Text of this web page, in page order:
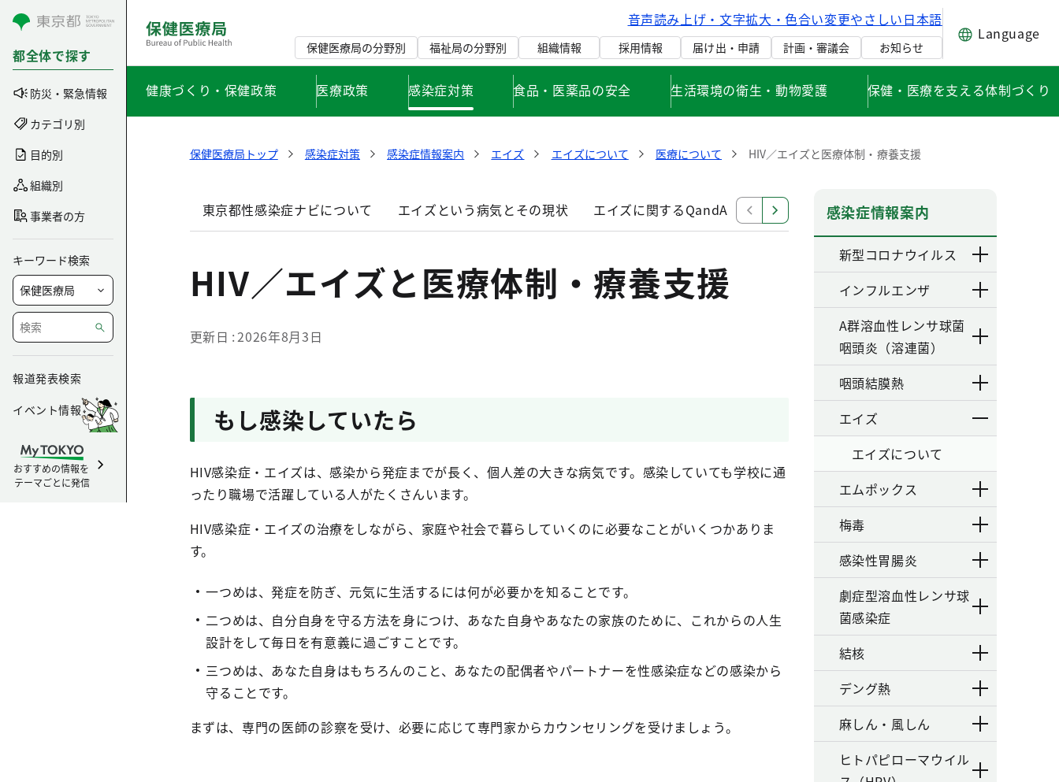
コンテンツにスキップ
都全体で探す
防災・緊急情報
カテゴリ別
目的別
組織別
事業者の方
キーワード検索
報道発表検索
イベント情報
おすすめの情報を
テーマごとに発信
音声読み上げ・文字拡大・色合い変更やさしい日本語
保健医療局の分野別 福祉局の分野別 組織情報 採用情報 届け出・申請 計画・審議会 お知らせ
Language
健康づくり・保健政策 医療政策 感染症対策 食品・医薬品の安全 生活環境の衛生・動物愛護 保健・医療を支える体制づくり
保健医療局トップ 感染症対策 感染症情報案内 エイズ エイズについて 医療について HIV／エイズと医療体制・療養支援
東京都性感染症ナビについて エイズという病気とその現状 エイズに関するQandA 予防について 医療について
HIV／エイズと医療体制・療養支援
更新日 2026年8月3日
もし感染していたら
HIV感染症・エイズは、感染から発症までが長く、個人差の大きな病気です。感染していても学校に通
ったり職場で活躍している人がたくさんいます。
HIV感染症・エイズの治療をしながら、家庭や社会で暮らしていくのに必要なことがいくつかありま
す。
一つめは、発症を防ぎ、元気に生活するには何が必要かを知ることです。
二つめは、自分自身を守る方法を身につけ、あなた自身やあなたの家族のために、これからの人生
設計をして毎日を有意義に過ごすことです。
三つめは、あなた自身はもちろんのこと、あなたの配偶者やパートナーを性感染症などの感染から
守ることです。
まずは、専門の医師の診察を受け、必要に応じて専門家からカウンセリングを受けましょう。
感染症情報案内
新型コロナウイルス
インフルエンザ
A群溶血性レンサ球菌
咽頭炎（溶連菌）
咽頭結膜熱
エイズ
エイズについて
エムポックス
梅毒
感染性胃腸炎
劇症型溶血性レンサ球
菌感染症
結核
デング熱
麻しん・風しん
ヒトパピローマウイル